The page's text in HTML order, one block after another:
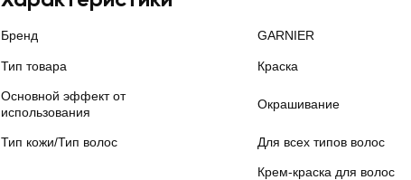
Бренд GARNIER
Тип товара Краска
Основной эффект от
использования
Окрашивание
Тип кожи/Тип волос Для всех типов волос
Крем-краска для волос